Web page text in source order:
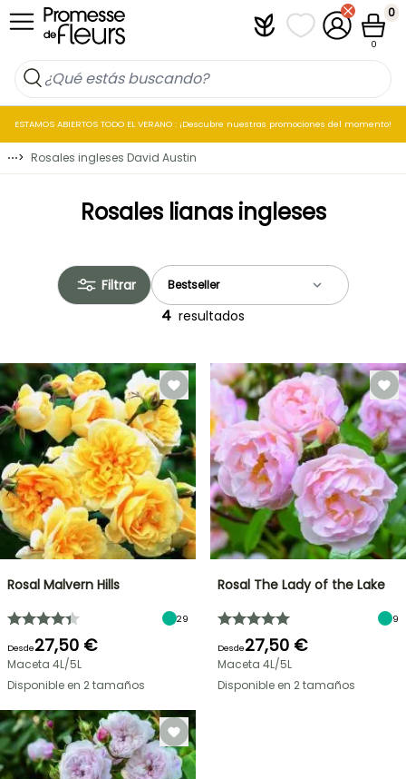
Ir al contenido PlantfitMis listas de
Mi cuenta
Cesta
0
0
ESTAMOS ABIERTOS TODO EL VERANO : ¡Descubre nuestras promociones del momento!
⋯> Rosales ingleses David Austin
Rosales lianas ingleses
Filtrar
4 resultados
Rosal Malvern Hills
29
Desde27,50 €
Maceta 4L/5L
Disponible en 2 tamaños
Rosal The Lady of the Lake
9
Desde27,50 €
Maceta 4L/5L
Disponible en 2 tamaños